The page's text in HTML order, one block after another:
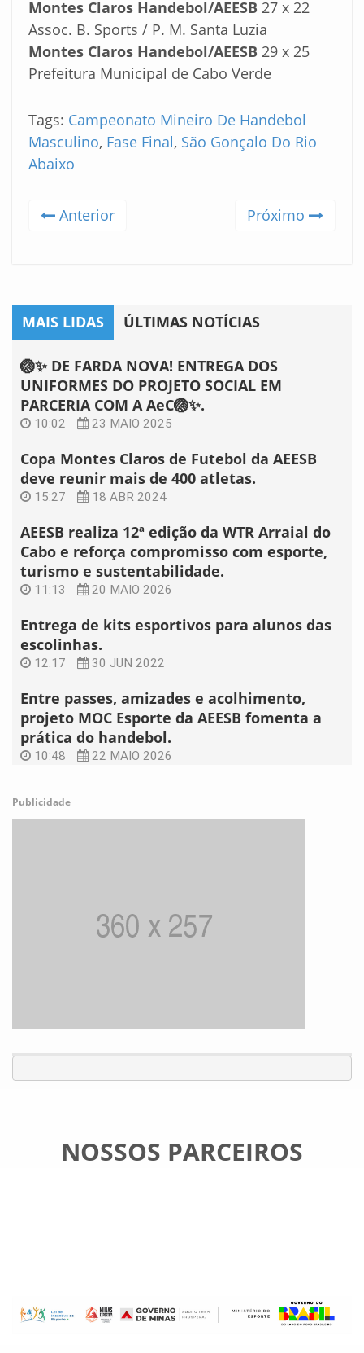
Montes Claros Handebol/AEESB 27 x 22
Assoc. B. Sports / P. M. Santa Luzia
Montes Claros Handebol/AEESB 29 x 25
Prefeitura Municipal de Cabo Verde
Tags: Campeonato Mineiro De Handebol
Masculino, Fase Final, São Gonçalo Do Rio
Abaixo
Anterior Próximo
MAIS LIDAS ÚLTIMAS NOTÍCIAS
🏐✨ DE FARDA NOVA! ENTREGA DOS
UNIFORMES DO PROJETO SOCIAL EM
PARCERIA COM A AeC🏐✨.
10:02 23 MAIO 2025
Copa Montes Claros de Futebol da AEESB
deve reunir mais de 400 atletas.
15:27 18 ABR 2024
AEESB realiza 12ª edição da WTR Arraial do
Cabo e reforça compromisso com esporte,
turismo e sustentabilidade.
11:13 20 MAIO 2026
Entrega de kits esportivos para alunos das
escolinhas.
12:17 30 JUN 2022
Entre passes, amizades e acolhimento,
projeto MOC Esporte da AEESB fomenta a
prática do handebol.
10:48 22 MAIO 2026
Publicidade
NOSSOS PARCEIROS